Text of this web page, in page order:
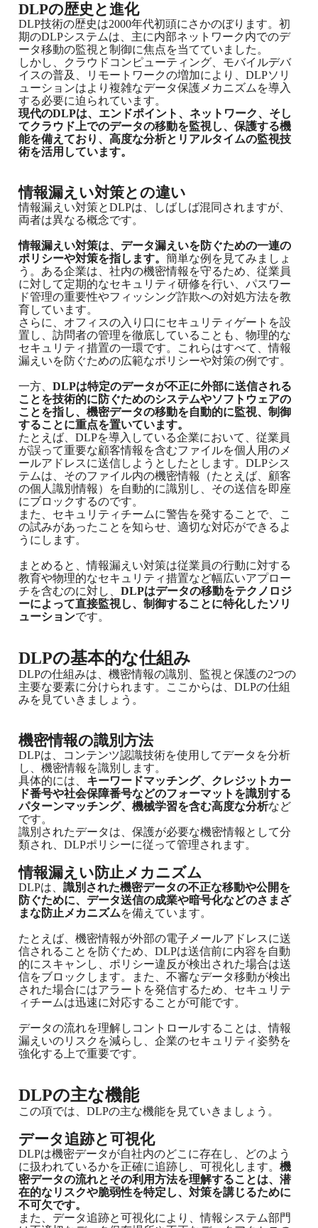
DLPの歴史と進化
DLP技術の歴史は2000年代初頭にさかのぼります。初
期のDLPシステムは、主に内部ネットワーク内でのデ
ータ移動の監視と制御に焦点を当てていました。
しかし、クラウドコンピューティング、モバイルデバ
イスの普及、リモートワークの増加により、DLPソリ
ューションはより複雑なデータ保護メカニズムを導入
する必要に迫られています。
現代のDLPは、エンドポイント、ネットワーク、そし
てクラウド上でのデータの移動を監視し、保護する機
能を備えており、高度な分析とリアルタイムの監視技
術を活用しています。
情報漏えい対策との違い
情報漏えい対策とDLPは、しばしば混同されますが、
両者は異なる概念です。
情報漏えい対策は、データ漏えいを防ぐための一連の
ポリシーや対策を指します。 簡単な例を見てみましょ
う。ある企業は、社内の機密情報を守るため、従業員
に対して定期的なセキュリティ研修を行い、パスワー
ド管理の重要性やフィッシング詐欺への対処方法を教
育しています。
さらに、オフィスの入り口にセキュリティゲートを設
置し、訪問者の管理を徹底していることも、物理的な
セキュリティ措置の一環です。これらはすべて、情報
漏えいを防ぐための広範なポリシーや対策の例です。
一方、 DLPは特定のデータが不正に外部に送信される
ことを技術的に防ぐためのシステムやソフトウェアの
ことを指し、機密データの移動を自動的に監視、制御
することに重点を置いています。
たとえば、DLPを導入している企業において、従業員
が誤って重要な顧客情報を含むファイルを個人用のメ
ールアドレスに送信しようとしたとします。DLPシス
テムは、そのファイル内の機密情報（たとえば、顧客
の個人識別情報）を自動的に識別し、その送信を即座
にブロックするのです。
また、セキュリティチームに警告を発することで、こ
の試みがあったことを知らせ、適切な対応ができるよ
うにします。
まとめると、情報漏えい対策は従業員の行動に対する
教育や物理的なセキュリティ措置など幅広いアプロー
チを含むのに対し、 DLPはデータの移動をテクノロジ
ーによって直接監視し、制御することに特化したソリ
ューションです。
DLPの基本的な仕組み
DLPの仕組みは、機密情報の識別、監視と保護の2つの
主要な要素に分けられます。ここからは、DLPの仕組
みを見ていきましょう。
機密情報の識別方法
DLPは、コンテンツ認識技術を使用してデータを分析
し、機密情報を識別します。
具体的には、 キーワードマッチング、クレジットカー
ド番号や社会保障番号などのフォーマットを識別する
パターンマッチング、機械学習を含む高度な分析など
です。
識別されたデータは、保護が必要な機密情報として分
類され、DLPポリシーに従って管理されます。
情報漏えい防止メカニズム
DLPは、 識別された機密データの不正な移動や公開を
防ぐために、データ送信の成業や暗号化などのさまざ
まな防止メカニズムを備えています。
たとえば、機密情報が外部の電子メールアドレスに送
信されることを防ぐため、DLPは送信前に内容を自動
的にスキャンし、ポリシー違反が検出された場合は送
信をブロックします。また、不審なデータ移動が検出
された場合にはアラートを発信するため、セキュリテ
ィチームは迅速に対応することが可能です。
データの流れを理解しコントロールすることは、情報
漏えいのリスクを減らし、企業のセキュリティ姿勢を
強化する上で重要です。
DLPの主な機能
この項では、DLPの主な機能を見ていきましょう。
データ追跡と可視化
DLPは機密データが自社内のどこに存在し、どのよう
に扱われているかを正確に追跡し、可視化します。 機
密データの流れとその利用方法を理解することは、潜
在的なリスクや脆弱性を特定し、対策を講じるために
不可欠です。
また、データ追跡と可視化により、情報システム部門